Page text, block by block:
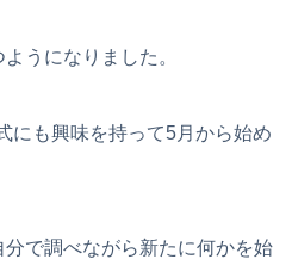
うになりました。
にも興味を持って5月から始め
で調べながら新たに何かを始